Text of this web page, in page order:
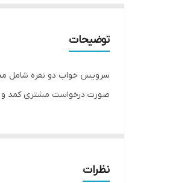
توضیحات
سرویس خواب دو نفره شامل
صورت درخواست مشتری کمد و
نظرات